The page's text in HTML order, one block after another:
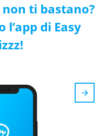
ti bastano?
l’app di Easy